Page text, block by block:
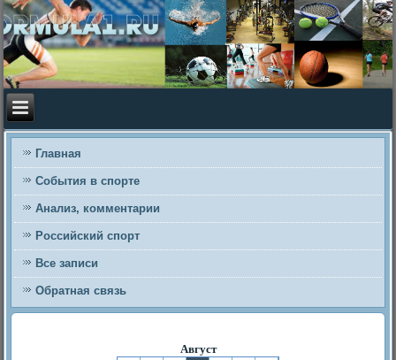
Главная
События в спорте
Анализ, комментарии
Российский спорт
Все записи
Обратная связь
Август